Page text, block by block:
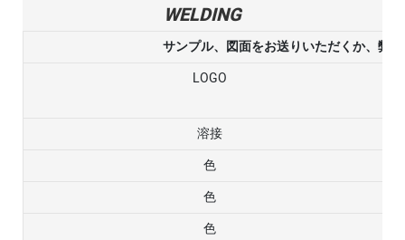
WELDING
サンプル、図面をお送りいただくか、弊
LOGO
溶接
色
色
色